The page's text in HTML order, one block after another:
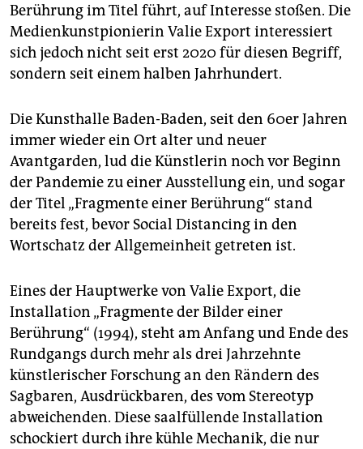
genossenschaft
epaper login
Berührung im Titel führt, auf Interesse stoßen. Die
Medienkunstpionierin Valie Export interessiert
sich jedoch nicht seit erst 2020 für diesen Begriff,
sondern seit einem halben Jahrhundert.
Die Kunsthalle Baden-Baden, seit den 60er Jahren
immer wieder ein Ort alter und neuer
Avantgarden, lud die Künstlerin noch vor Beginn
der Pandemie zu einer Ausstellung ein, und sogar
der Titel „Fragmente einer Berührung“ stand
bereits fest, bevor Social Distancing in den
Wortschatz der Allgemeinheit getreten ist.
Eines der Hauptwerke von Valie Export, die
Installation „Fragmente der Bilder einer
Berührung“ (1994), steht am Anfang und Ende des
Rundgangs durch mehr als drei Jahrzehnte
künstlerischer Forschung an den Rändern des
Sagbaren, Ausdrückbaren, des vom Stereotyp
abweichenden. Diese saalfüllende Installation
schockiert durch ihre kühle Mechanik, die nur